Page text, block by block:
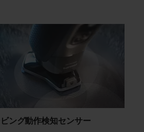
ング動作検知センサー